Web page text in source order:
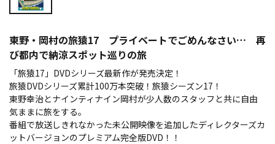
東野・岡村の旅猿17 プライベートでごめんなさい… 再
び都内で納涼スポット巡りの旅
「旅猿17」DVDシリーズ最新作が発売決定！
旅猿DVDシリーズ累計100万本突破！旅猿シーズン17！
東野幸治とナインティナイン岡村が少人数のスタッフと共に自由
気ままに旅をする。
番組で放送しきれなかった未公開映像を追加したディレクターズカ
ットバージョンのプレミアム完全版DVD！！